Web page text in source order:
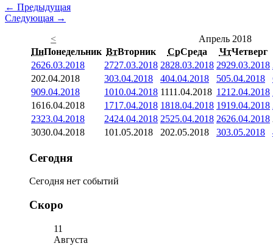
← Предыдущая
Следующая →
<
Апрель 2018
ПнПонедельник ВтВторник СрСреда ЧтЧетверг
2626.03.2018 2727.03.2018 2828.03.2018 2929.03.2018
202.04.2018 303.04.2018 404.04.2018 505.04.2018
909.04.2018 1010.04.2018 1111.04.2018 1212.04.2018
1616.04.2018 1717.04.2018 1818.04.2018 1919.04.2018
2323.04.2018 2424.04.2018 2525.04.2018 2626.04.2018
3030.04.2018 101.05.2018 202.05.2018 303.05.2018
Сегодня
Сегодня нет событий
Скоро
11
Августа